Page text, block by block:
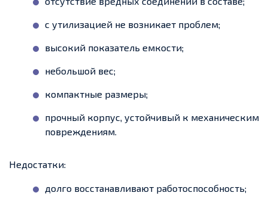
с утилизацией не возникает проблем;
высокий показатель емкости;
небольшой вес;
компактные размеры;
прочный корпус, устойчивый к механическим
повреждениям.
Недостатки:
долго восстанавливают работоспособность;